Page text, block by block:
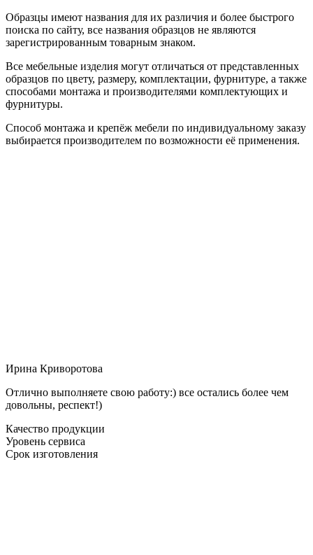
Образцы имеют названия для их различия и более быстрого
поиска по сайту, все названия образцов не являются
зарегистрированным товарным знаком.
Все мебельные изделия могут отличаться от представленных
образцов по цвету, размеру, комплектации, фурнитуре, а также
способами монтажа и производителями комплектующих и
фурнитуры.
Способ монтажа и крепёж мебели по индивидуальному заказу
выбирается производителем по возможности её применения.
Ирина Криворотова
Отлично выполняете свою работу:) все остались более чем
довольны, респект!)
Качество продукции
Уровень сервиса
Срок изготовления